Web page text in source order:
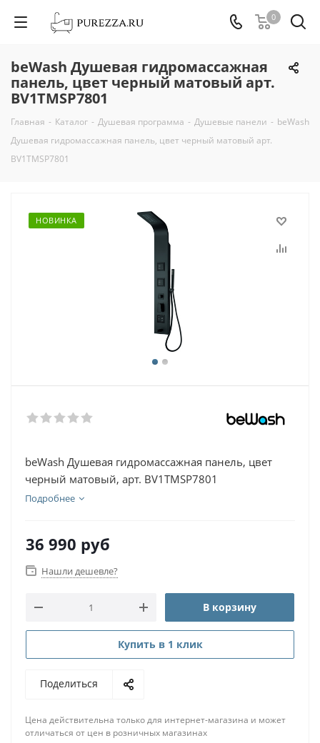
0
beWash Душевая гидромассажная
панель, цвет черный матовый арт.
BV1TMSP7801
Главная - Каталог - Душевая программа - Душевые панели - beWash
Душевая гидромассажная панель, цвет черный матовый арт.
BV1TMSP7801
НОВИНКА
beWash Душевая гидромассажная панель, цвет
черный матовый, арт. BV1TMSP7801
Подробнее
36 990 руб
Нашли дешевле?
В корзину
Купить в 1 клик
Поделиться
Цена действительна только для интернет-магазина и может
отличаться от цен в розничных магазинах